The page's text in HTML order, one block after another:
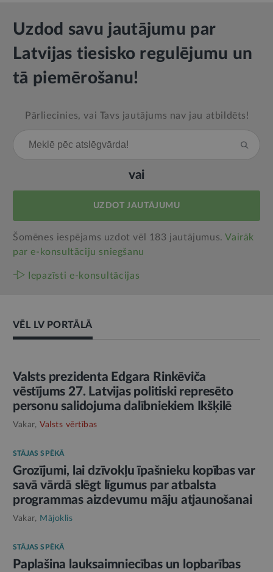
Uzdod savu jautājumu par
Latvijas tiesisko regulējumu un
tā piemērošanu!
Pārliecinies, vai Tavs jautājums nav jau atbildēts!
vai
UZDOT JAUTĀJUMU
Šomēnes iespējams uzdot vēl 183 jautājumus.Vairāk
par e‑konsultāciju sniegšanu
Iepazīsti e-konsultācijas
VĒL LV PORTĀLĀ
AMATPERSONAS RUNA
Valsts prezidenta Edgara Rinkēviča
vēstījums 27. Latvijas politiski represēto
personu salidojuma dalībniekiem Ikšķilē
Vakar, Valsts vērtības
STĀJAS SPĒKĀ
Grozījumi, lai dzīvokļu īpašnieku kopības var
savā vārdā slēgt līgumus par atbalsta
programmas aizdevumu māju atjaunošanai
Vakar, Mājoklis
STĀJAS SPĒKĀ
Paplašina lauksaimniecības un lopbarības